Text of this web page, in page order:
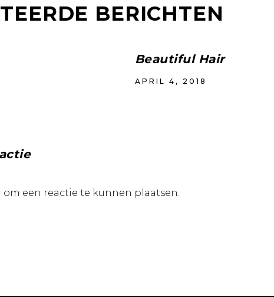
BERICHTEN
Beautiful Hair
APRIL 4, 2018
om een reactie te kunnen plaatsen.